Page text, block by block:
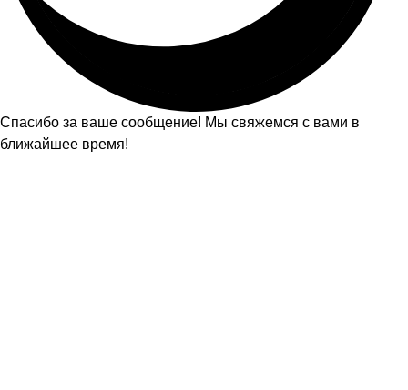
Спасибо за ваше сообщение! Мы свяжемся с вами в
ближайшее время!